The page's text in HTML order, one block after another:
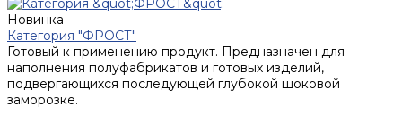
Новинка
Категория "ФРОСТ"
Готовый к применению продукт. Предназначен для
наполнения полуфабрикатов и готовых изделий,
подвергающихся последующей глубокой шоковой
заморозке.